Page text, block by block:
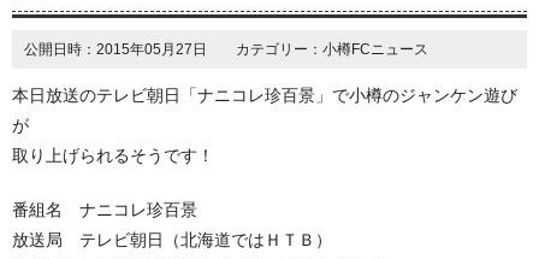
公開日時：2015年05月27日 カテゴリー：小樽FCニュース
本日放送のテレビ朝日「ナニコレ珍百景」で小樽のジャンケン遊び
が
取り上げられるそうです！
番組名 ナニコレ珍百景
放送局 テレビ朝日（北海道ではＨＴＢ）